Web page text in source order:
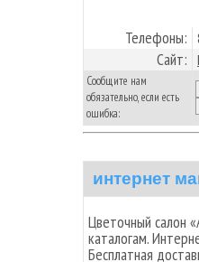
Телефоны:
Сайт:
Сообщите нам
обязательно, если есть
ошибка:
интернет
Цветочный салон
каталогам.
Бесплатная